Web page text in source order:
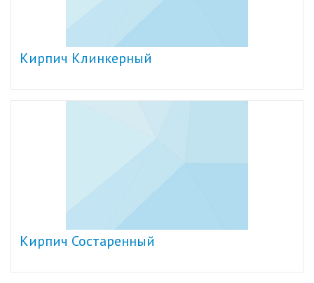
Кирпич Клинкерный
Кирпич Состаренный